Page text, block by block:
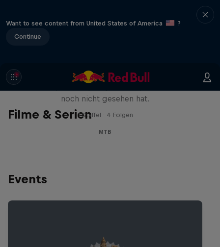
Want to see content from United States of America
?
Continue
Filme & Serien
Jones
noch nicht gesehen hat.
1 Staffel · 4 Folgen
MTB
Events